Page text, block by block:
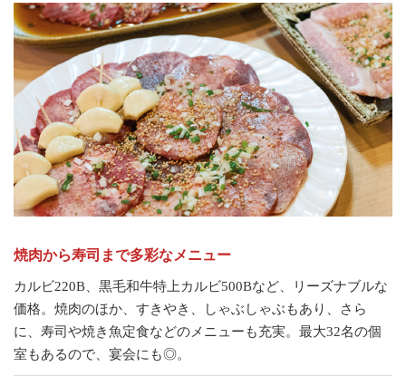
焼肉から寿司まで多彩なメニュー
カルビ220B、黒毛和牛特上カルビ500Bなど、リーズナブルな
価格。焼肉のほか、すきやき、しゃぶしゃぶもあり、さら
に、寿司や焼き魚定食などのメニューも充実。最大32名の個
室もあるので、宴会にも◎。